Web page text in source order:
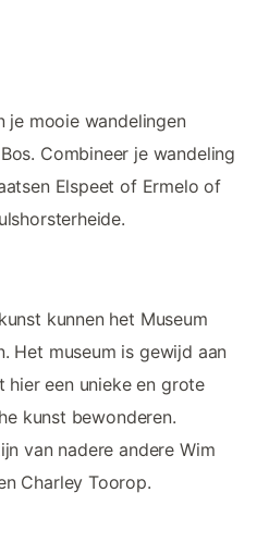
je mooie wandelingen
Combineer je wandeling
Elspeet of Ermelo of
kunnen het Museum
Het museum is gewijd aan
hier een unieke en grote
kunst bewonderen.
van nadere andere Wim
Charley Toorop.